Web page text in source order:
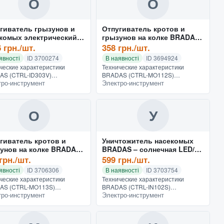
грызунов и
электрический с
BRADAS (CTRL-
грн./шт.
ID 3700274
характеристики
(CTRL-ID303V)
двигателя и
инструмент
Отпугиватель кротов и
грызунов на колке BRADAS -
квадратный, ABS (CTRL-
MO112S)
358 грн./шт.
В наявності
ID 3694924
Технические характеристики
BRADAS (CTRL-MO112S)
Характеристики двигателя и
Электро-инструмент
О
кротов и
на колке BRADAS -
ABS/LED (CTRL-
шт.
ID 3706306
характеристики
(CTRL-MO113S)
двигателя и
инструмент
У
Уничтожитель насекомых
BRADAS – солнечная LED/UV
лампа с ручкой (CTRL-
IN102S)
599 грн./шт.
В наявності
ID 3703754
Технические характеристики
BRADAS (CTRL-IN102S)
Характеристики двигателя и
Электро-инструмент